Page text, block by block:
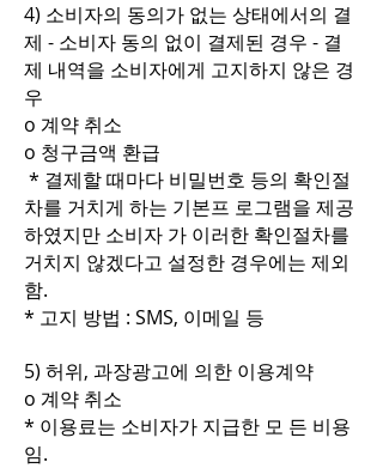
4) 소비자의 동의가 없는 상태에서의 결
제 - 소비자 동의 없이 결제된 경우 - 결
제 내역을 소비자에게 고지하지 않은 경
우
o 계약 취소
o 청구금액 환급
* 결제할 때마다 비밀번호 등의 확인절
차를 거치게 하는 기본프 로그램을 제공
하였지만 소비자 가 이러한 확인절차를
거치지 않겠다고 설정한 경우에는 제외
함.
* 고지 방법 : SMS, 이메일 등
5) 허위, 과장광고에 의한 이용계약
o 계약 취소
* 이용료는 소비자가 지급한 모 든 비용
임.